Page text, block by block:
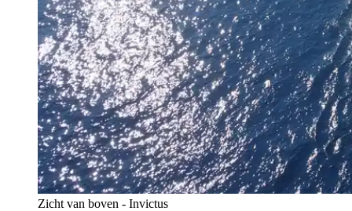
Zicht van boven - Invictus